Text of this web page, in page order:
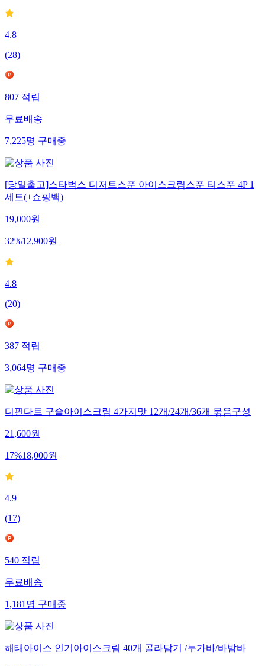
4.8
(28)
807적립
무료배송
7,225명구매중
[당일출고]스타벅스 디저트스푼 아이스크림스푼 티스푼 4P 1
세트(+쇼핑백)
19,000원
32%12,900원
4.8
(20)
387적립
3,064명구매중
디핀다트 구슬아이스크림 4가지맛 12개/24개/36개 묶음구성
21,600원
17%18,000원
4.9
(17)
540적립
무료배송
1,181명구매중
해태아이스 인기아이스크림 40개 골라담기 /누가바/바밤바